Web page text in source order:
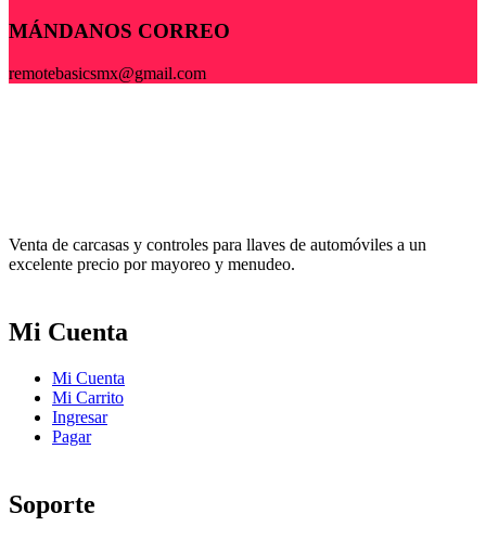
MÁNDANOS CORREO
remotebasicsmx@gmail.com
Venta de carcasas y controles para llaves de automóviles a un
excelente precio por mayoreo y menudeo.
Mi Cuenta
Mi Cuenta
Mi Carrito
Ingresar
Pagar
Soporte